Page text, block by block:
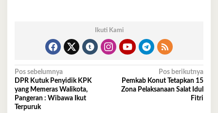
Ikuti Kami
Navigasi
pos
Pos sebelumnya
DPR Kutuk Penyidik KPK
yang Memeras Walikota,
Pangeran : Wibawa Ikut
Terpuruk
Pos berikutnya
Pemkab Konut Tetapkan 15
Zona Pelaksanaan Salat Idul
Fitri